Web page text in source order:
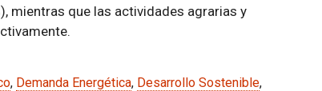
mientras que las actividades agrarias y
, Demanda Energética, Desarrollo Sostenible,